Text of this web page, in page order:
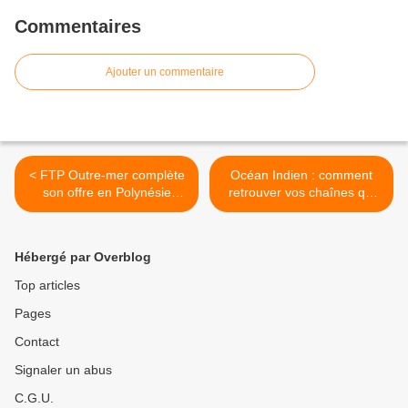
Commentaires
Ajouter un commentaire
< FTP Outre-mer complète
son offre en Polynésie
Française avec Tahiti Nui
Océan Indien : comment
retrouver vos chaînes qui
étaient présentes sur W2 !
Hébergé par Overblog
Top articles
Pages
Contact
Signaler un abus
C.G.U.